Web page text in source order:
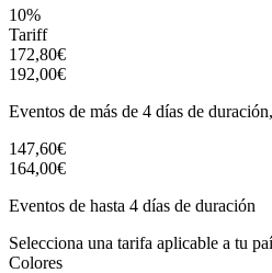
10%
Tariff
172,80€
192,00€
Eventos de más de 4 días de
147,60€
164,00€
Eventos de hasta 4 días de duración
Selecciona una tarifa aplicable a tu
Colores